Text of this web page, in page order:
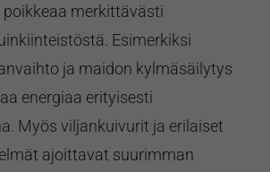
merkittävästi
Esimerkiksi
ja maidon kylmäsäilytys
energiaa erityisesti
Myös viljankuivurit ja erilaiset
ajoittavat suurimman